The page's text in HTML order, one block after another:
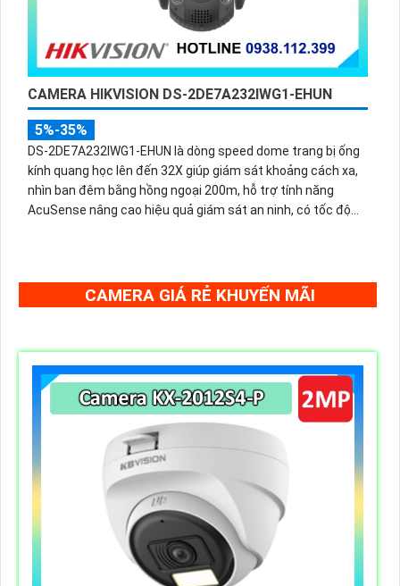
CAMERA HIKVISION DS-2DE7A232IWG1-EHUN
5%-35%
DS-2DE7A232IWG1-EHUN là dòng speed dome trang bị ống
kính quang học lên đến 32X giúp giám sát khoảng cách xa,